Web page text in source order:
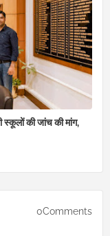
स्कूलों की जांच की मांग,
0Comments